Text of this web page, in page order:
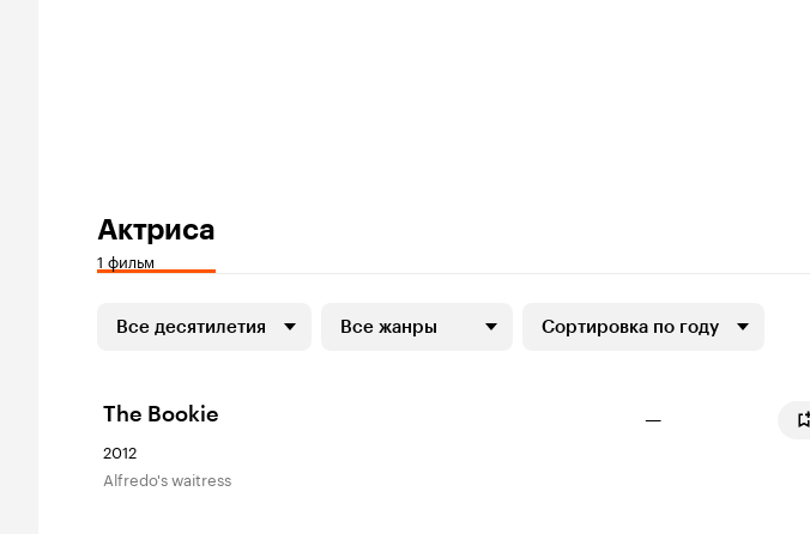
Актриса
1 фильм
Все десятилетия Все жанры Сортировка по году
The Bookie
2012
Alfredo's waitress
—